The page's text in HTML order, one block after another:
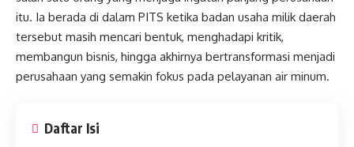
itu. Ia berada di dalam PITS ketika badan usaha milik daerah
tersebut masih mencari bentuk, menghadapi kritik,
membangun bisnis, hingga akhirnya bertransformasi menjadi
perusahaan yang semakin fokus pada pelayanan air minum.
Daftar Isi